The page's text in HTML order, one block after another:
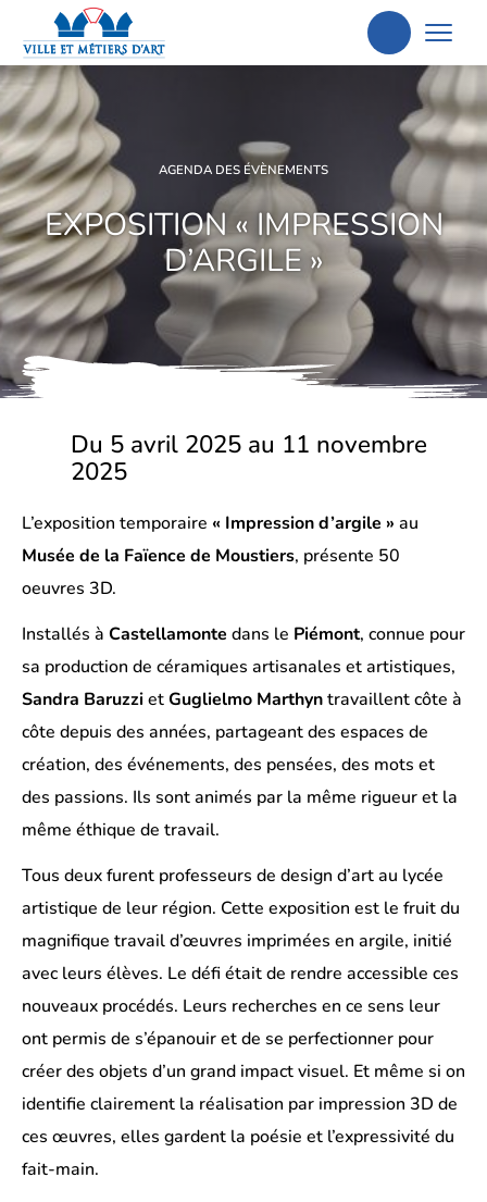
Aller
recherche
AGENDA DES ÉVÈNEMENTS
EXPOSITION « IMPRESSION
D’ARGILE »
Du 5 avril 2025 au 11 novembre
2025
L’exposition temporaire « Impression d’argile » au
Musée de la Faïence de Moustiers, présente 50
oeuvres 3D.
Installés à Castellamonte dans le Piémont, connue pour
sa production de céramiques artisanales et artistiques,
Sandra BaruzzietGuglielmo Marthyntravaillent côte à
côte depuis des années, partageant des espaces de
création, des événements, des pensées, des mots et
des passions. Ils sont animés par la même rigueur et la
même éthique de travail.
Tous deux furent professeurs de design d’art au lycée
artistique de leur région. Cette exposition est le fruit du
magnifique travail d’œuvres imprimées en argile, initié
avec leurs élèves. Le défi était de rendre accessible ces
nouveaux procédés. Leurs recherches en ce sens leur
ont permis de s’épanouir et de se perfectionner pour
créer des objets d’un grand impact visuel. Et même si on
identifie clairement la réalisation par impression 3D de
ces œuvres, elles gardent la poésie et l’expressivité du
fait-main.